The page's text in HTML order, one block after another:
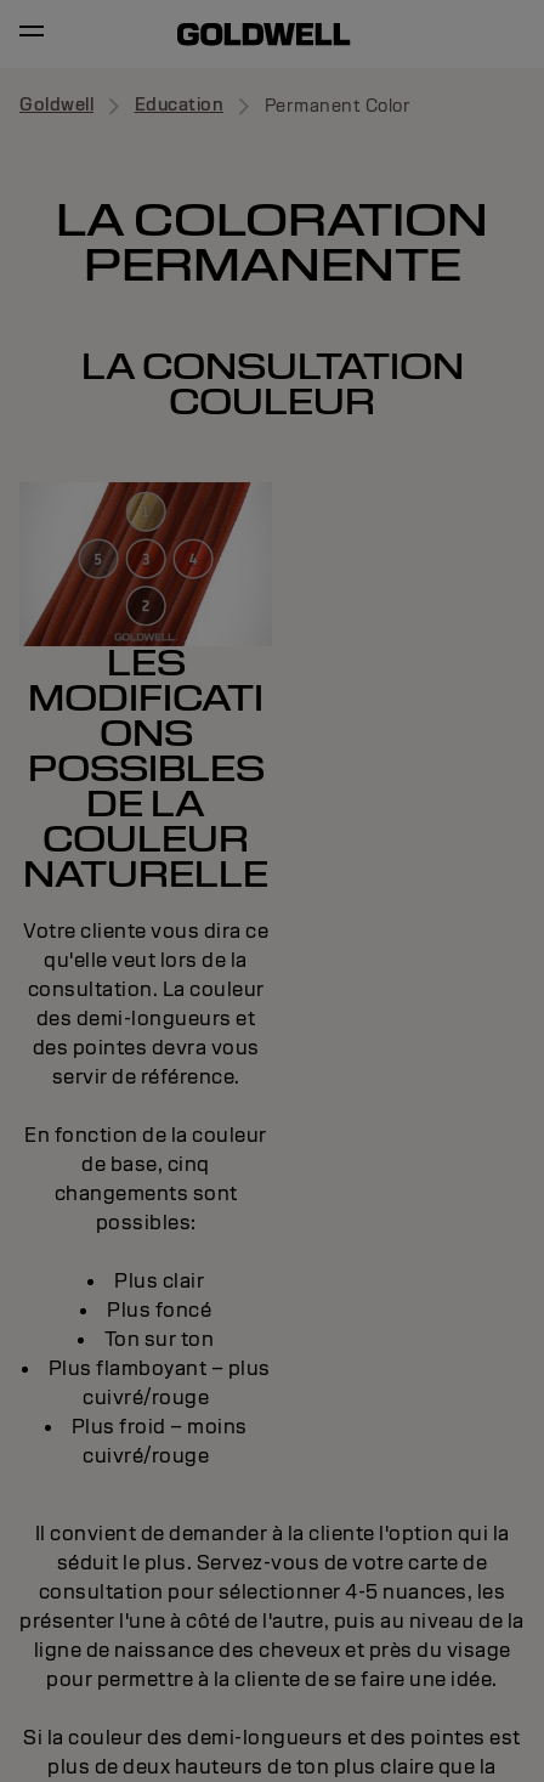
Goldwell Education Permanent Color
LA COLORATION
PERMANENTE
LA CONSULTATION
COULEUR
LES
MODIFICATI
ONS
POSSIBLES
DE LA
COULEUR
NATURELLE
Votre cliente vous dira ce
qu'elle veut lors de la
consultation. La couleur
des demi-longueurs et
des pointes devra vous
servir de référence.
En fonction de la couleur
de base, cinq
changements sont
possibles:
Plus clair
Plus foncé
Ton sur ton
Plus flamboyant – plus
cuivré/rouge
Plus froid – moins
cuivré/rouge
Il convient de demander à la cliente l'option qui la
séduit le plus. Servez-vous de votre carte de
consultation pour sélectionner 4-5 nuances, les
présenter l'une à côté de l'autre, puis au niveau de la
ligne de naissance des cheveux et près du visage
pour permettre à la cliente de se faire une idée.
Si la couleur des demi-longueurs et des pointes est
plus de deux hauteurs de ton plus claire que la